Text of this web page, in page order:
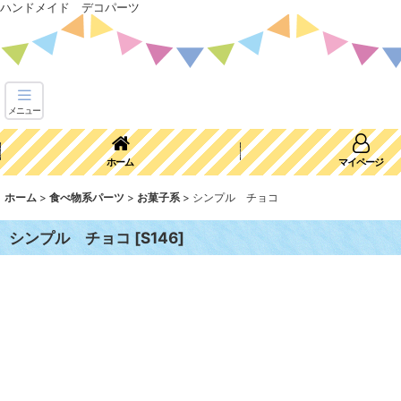
ハンドメイド デコパーツ
メニュー
ホーム マイページ
ホーム > 食べ物系パーツ > お菓子系 > シンプル チョコ
シンプル チョコ [S146]